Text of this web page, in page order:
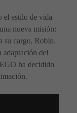
el estilo de vida
nueva misión:
su cargo, Robin.
adaptación del
ha decidido